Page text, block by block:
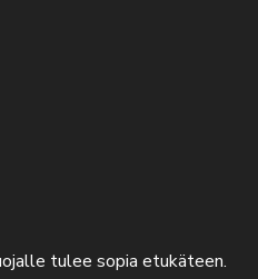
tulee sopia etukäteen.